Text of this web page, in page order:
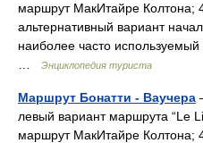
маршрут МакИтайре Колтона;
альтернативный вариант
наиболее часто
Энциклопедия туриста
Маршрут Бонатти - Ваучера
левый вариант маршрута “Le
маршрут МакИтайре Колтона;